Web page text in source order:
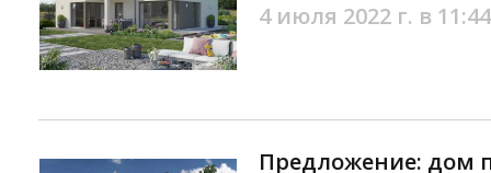
4 июля 2022 г. в 11:44
Предложение: дом